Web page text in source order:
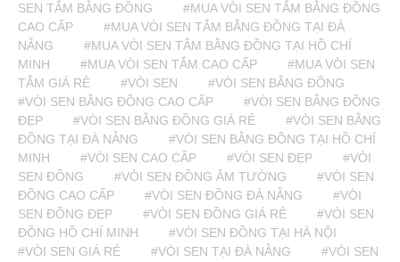
SEN TẮM BẰNG ĐỒNG
#MUA VÒI SEN TẮM BẰNG ĐỒNG
CAO CẤP
#MUA VÒI SEN TẮM BẰNG ĐỒNG TẠI ĐÀ
NẴNG
#MUA VÒI SEN TẮM BẰNG ĐỒNG TẠI HỒ CHÍ
MINH
#MUA VÒI SEN TẮM CAO CẤP
#MUA VÒI SEN
TẮM GIÁ RẺ
#VÒI SEN
#VÒI SEN BẰNG ĐỒNG
#VÒI SEN BẰNG ĐỒNG CAO CẤP
#VÒI SEN BẰNG ĐỒNG
ĐẸP
#VÒI SEN BẰNG ĐỒNG GIÁ RẺ
#VÒI SEN BẰNG
ĐỒNG TẠI ĐÀ NẴNG
#VÒI SEN BẰNG ĐỒNG TẠI HỒ CHÍ
MINH
#VÒI SEN CAO CẤP #VÒI SEN ĐẸP
#VÒI
SEN ĐỒNG
#VÒI SEN ĐỒNG ÂM TƯỜNG
#VÒI SEN
ĐỒNG CAO CẤP
#VÒI SEN ĐỒNG ĐÀ NẴNG
#VÒI
SEN ĐỒNG ĐẸP
#VÒI SEN ĐỒNG GIÁ RẺ
#VÒI SEN
ĐỒNG HỒ CHÍ MINH
#VÒI SEN ĐỒNG TẠI HÀ NỘI
#VÒI SEN GIÁ RẺ
#VÒI SEN TẠI ĐÀ NẴNG
#VÒI SEN